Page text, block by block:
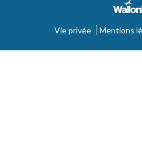
Vie privée Mentions